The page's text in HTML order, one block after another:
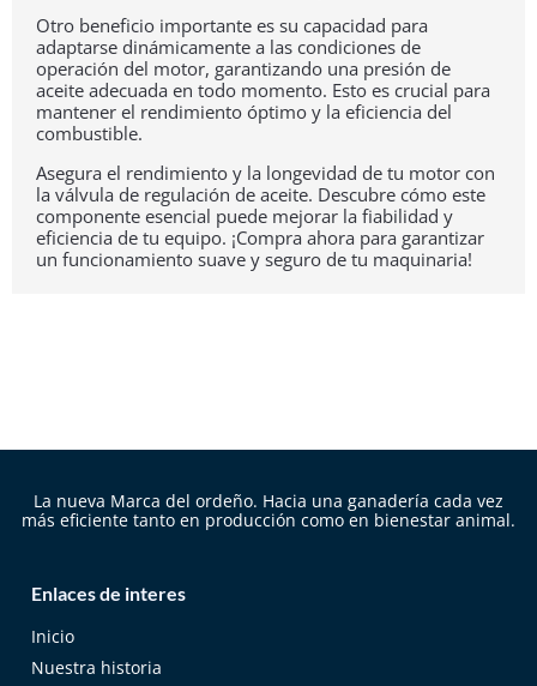
Otro beneficio importante es su capacidad para
adaptarse dinámicamente a las condiciones de
operación del motor, garantizando una presión de
aceite adecuada en todo momento. Esto es crucial para
mantener el rendimiento óptimo y la eficiencia del
combustible.
Asegura el rendimiento y la longevidad de tu motor con
la válvula de regulación de aceite. Descubre cómo este
componente esencial puede mejorar la fiabilidad y
eficiencia de tu equipo. ¡Compra ahora para garantizar
un funcionamiento suave y seguro de tu maquinaria!
La nueva Marca del ordeño. Hacia una ganadería cada vez
más eficiente tanto en producción como en bienestar animal.
Enlaces de interes
Inicio
Nuestra historia